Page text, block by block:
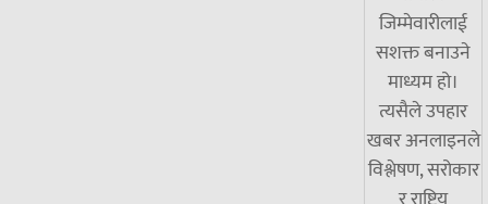
जिम्मेवारीलाई
सशक्त बनाउने
माध्यम हो।
त्यसैले उपहार
खबर अनलाइनले
विश्लेषण, सरोकार